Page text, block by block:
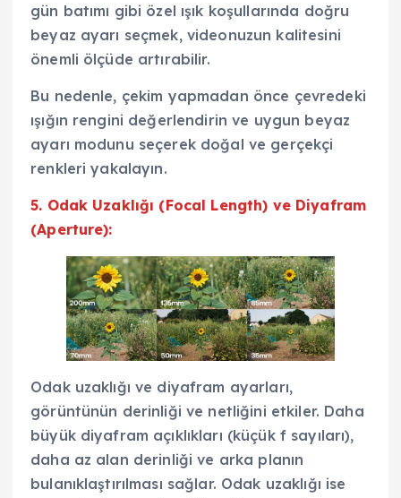
gün batımı gibi özel ışık koşullarında doğru
beyaz ayarı seçmek, videonuzun kalitesini
önemli ölçüde artırabilir.
Bu nedenle, çekim yapmadan önce çevredeki
ışığın rengini değerlendirin ve uygun beyaz
ayarı modunu seçerek doğal ve gerçekçi
renkleri yakalayın.
5. Odak Uzaklığı (Focal Length) ve Diyafram
(Aperture):
Odak uzaklığı ve diyafram ayarları,
görüntünün derinliği ve netliğini etkiler. Daha
büyük diyafram açıklıkları (küçük f sayıları),
daha az alan derinliği ve arka planın
bulanıklaştırılması sağlar. Odak uzaklığı ise